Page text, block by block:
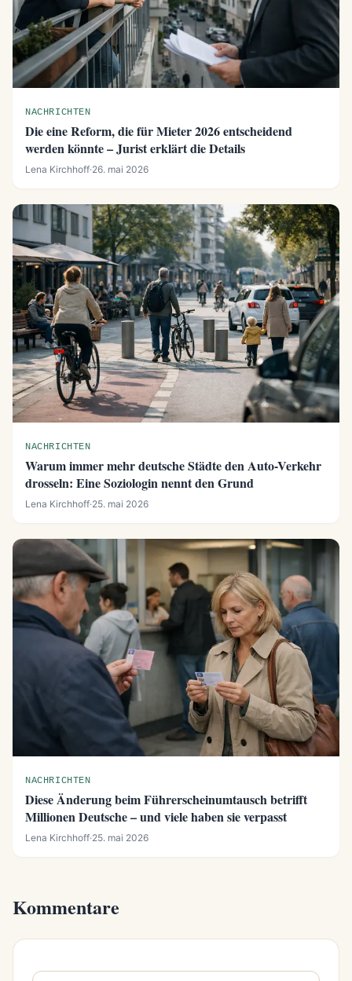
NACHRICHTEN
Die eine Reform, die für Mieter 2026 entscheidend
werden könnte – Jurist erklärt die Details
Lena Kirchhoff·26. mai 2026
NACHRICHTEN
Warum immer mehr deutsche Städte den Auto-Verkehr
drosseln: Eine Soziologin nennt den Grund
Lena Kirchhoff·25. mai 2026
NACHRICHTEN
Diese Änderung beim Führerscheinumtausch betrifft
Millionen Deutsche – und viele haben sie verpasst
Lena Kirchhoff·25. mai 2026
Kommentare